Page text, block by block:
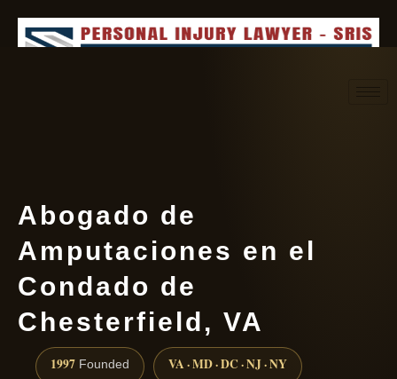
Abogado de
Amputaciones en el
Condado de
Chesterfield, VA
1997 Founded VA · MD · DC · NJ · NY